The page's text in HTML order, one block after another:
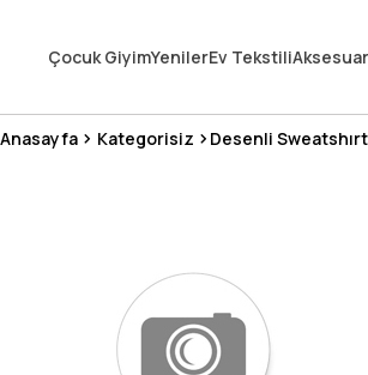
3 MİLYONDAN FAZLA MUTLU MÜŞTERİ ❤️ 10
Çocuk GiyimYenilerEv TekstiliAksesuar
Anasayfa Kategorisiz Desenli Sweatshırt